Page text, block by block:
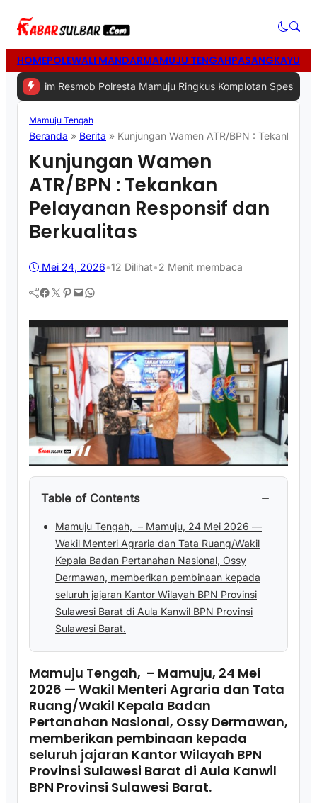
HOMEPOLEWALI MANDARMAMUJU TENGAHPASANGKAYU
Tim Resmob Polresta Mamuju Ringkus Komplotan Spesialis
Mamuju Tengah
Beranda » Berita » Kunjungan Wamen ATR/BPN : Tekankan
Kunjungan Wamen
ATR/BPN : Tekankan
Pelayanan Responsif dan
Berkualitas
Mei 24, 2026•12 Dilihat•2 Menit membaca
Facebook Twitter Pinterest Mail WhatsApp
Table of Contents −
Mamuju Tengah, – Mamuju, 24 Mei 2026 —
Wakil Menteri Agraria dan Tata Ruang/Wakil
Kepala Badan Pertanahan Nasional, Ossy
Dermawan, memberikan pembinaan kepada
seluruh jajaran Kantor Wilayah BPN Provinsi
Sulawesi Barat di Aula Kanwil BPN Provinsi
Sulawesi Barat.
Mamuju Tengah, – Mamuju, 24 Mei
2026 — Wakil Menteri Agraria dan Tata
Ruang/Wakil Kepala Badan
Pertanahan Nasional, Ossy Dermawan,
memberikan pembinaan kepada
seluruh jajaran Kantor Wilayah BPN
Provinsi Sulawesi Barat di Aula Kanwil
BPN Provinsi Sulawesi Barat.